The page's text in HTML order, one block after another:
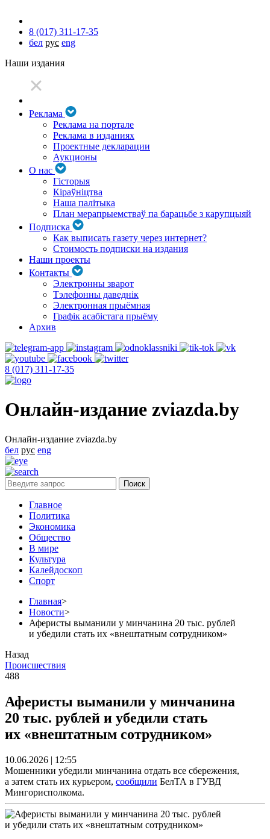
8 (017) 311-17-35
бел рус eng
Наши издания
Реклама
Реклама на портале
Реклама в изданиях
Проектные декларации
Аукционы
О нас
Гісторыя
Кіраўніцтва
Наша палітыка
План мерапрыемстваў па барацьбе з карупцыяй
Подписка
Как выписать газету через интернет?
Стоимость подписки на издания
Наши проекты
Контакты
Электронны зварот
Тэлефонны даведнік
Электронная прыёмная
Графік асабістага прыёму
Архив
8 (017) 311-17-35
Онлайн-издание zviazda.by
Онлайн-издание zviazda.by
бел рус eng
Главное
Политика
Экономика
Общество
В мире
Культура
Калейдоскоп
Спорт
Главная>
Новости>
Аферисты выманили у минчанина 20 тыс. рублей
и убедили стать их «внештатным сотрудником»
Назад
Происшествия
488
Аферисты выманили у минчанина
20 тыс. рублей и убедили стать
их «внештатным сотрудником»
10.06.2026 | 12:55
Мошенники убедили минчанина отдать все сбережения,
а затем стать их курьером, сообщили БелТА в ГУВД
Мингорисполкома.